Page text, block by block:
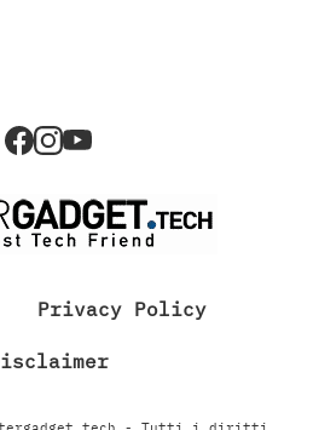
Privacy Policy